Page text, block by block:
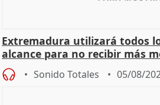
Extremadura utilizará todos
alcance para no recibir más
Sonido Totales 05/08/